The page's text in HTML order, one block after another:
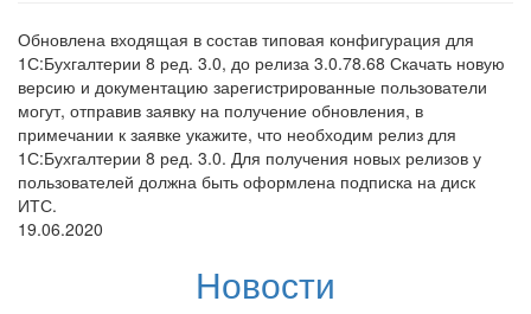
Обновлена входящая в состав типовая конфигурация для
1С:Бухгалтерии 8 ред. 3.0, до релиза 3.0.78.68 Скачать новую
версию и документацию зарегистрированные пользователи
могут, отправив заявку на получение обновления, в
примечании к заявке укажите, что необходим релиз для
1С:Бухгалтерии 8 ред. 3.0. Для получения новых релизов у
пользователей должна быть оформлена подписка на диск
ИТС.
19.06.2020
Новости